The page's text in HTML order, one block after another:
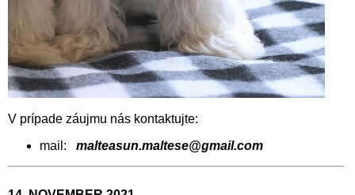
V prípade záujmu nás kontaktujte:
mail: malteasun.maltese@gmail.com